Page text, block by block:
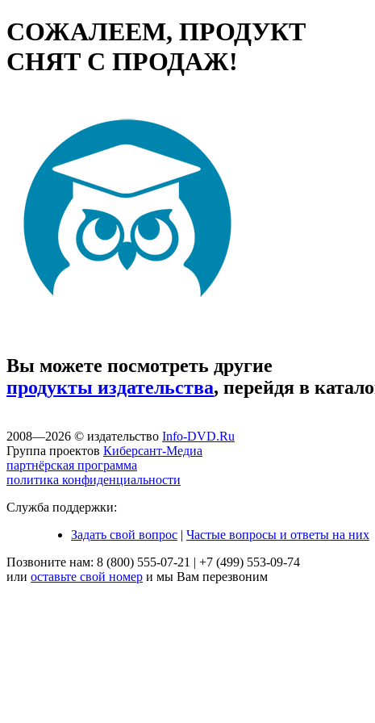
СОЖАЛЕЕМ, ПРОДУКТ
СНЯТ С ПРОДАЖ!
Вы можете посмотреть другие
продукты издательства, перейдя в
2008—2026 © издательство Info-DVD.Ru
Группа проектов Киберсант-Медиа
партнёрская программа
политика конфиденциальности
Служба поддержки:
Задать свой вопрос | Частые вопросы и ответы на них
Позвоните нам: 8 (800) 555-07-21 | +7 (499) 553-09-74
или оставьте свой номер и мы Вам перезвоним